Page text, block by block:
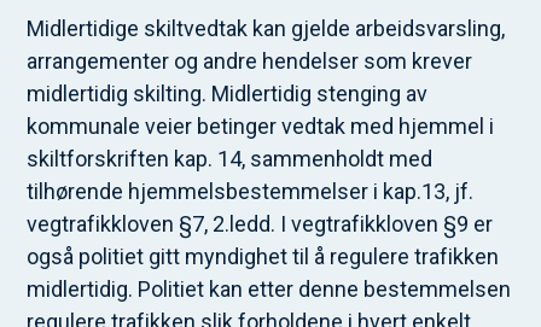
Midlertidige skiltvedtak kan gjelde arbeidsvarsling,
arrangementer og andre hendelser som krever
midlertidig skilting. Midlertidig stenging av
kommunale veier betinger vedtak med hjemmel i
skiltforskriften kap. 14, sammenholdt med
tilhørende hjemmelsbestemmelser i kap.13, jf.
vegtrafikkloven §7, 2.ledd. I vegtrafikkloven §9 er
også politiet gitt myndighet til å regulere trafikken
midlertidig. Politiet kan etter denne bestemmelsen
regulere trafikken slik forholdene i hvert enkelt